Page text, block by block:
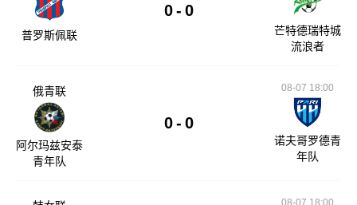
普罗斯佩联
0 - 0
芒特德瑞特城
流浪者
俄青联
阿尔玛兹安泰
青年队
0 - 0
08-07 18:00
诺夫哥罗德青
年队
08-07 18:00